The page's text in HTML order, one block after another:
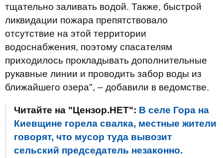
тщательно заливать водой. Также, быстрой
ликвидации пожара препятствовало
отсутствие на этой территории
водоснабжения, поэтому спасателям
приходилось прокладывать дополнительные
рукавные линии и проводить забор воды из
ближайшего озера", – добавили в ведомстве.
Читайте на "Цензор.НЕТ": В селе Гора на
Киевщине горела свалка, местные жители
говорят, что мусор туда вывозит
сельский председатель незаконно.